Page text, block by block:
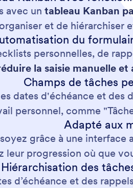
avec un tableau Kanban
et de hiérarchiser
du
personnelles, de
la saisie manuelle
Champs de tâches
dates d'échéance et des
personnel, comme
Adapté aux
grâce à une
leur progression où que
Hiérarchisation des
d’échéance et des